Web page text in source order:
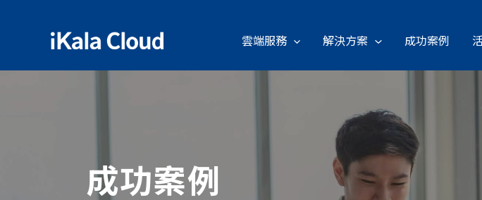
雲端服務 解決方案 成功案例
成功案例